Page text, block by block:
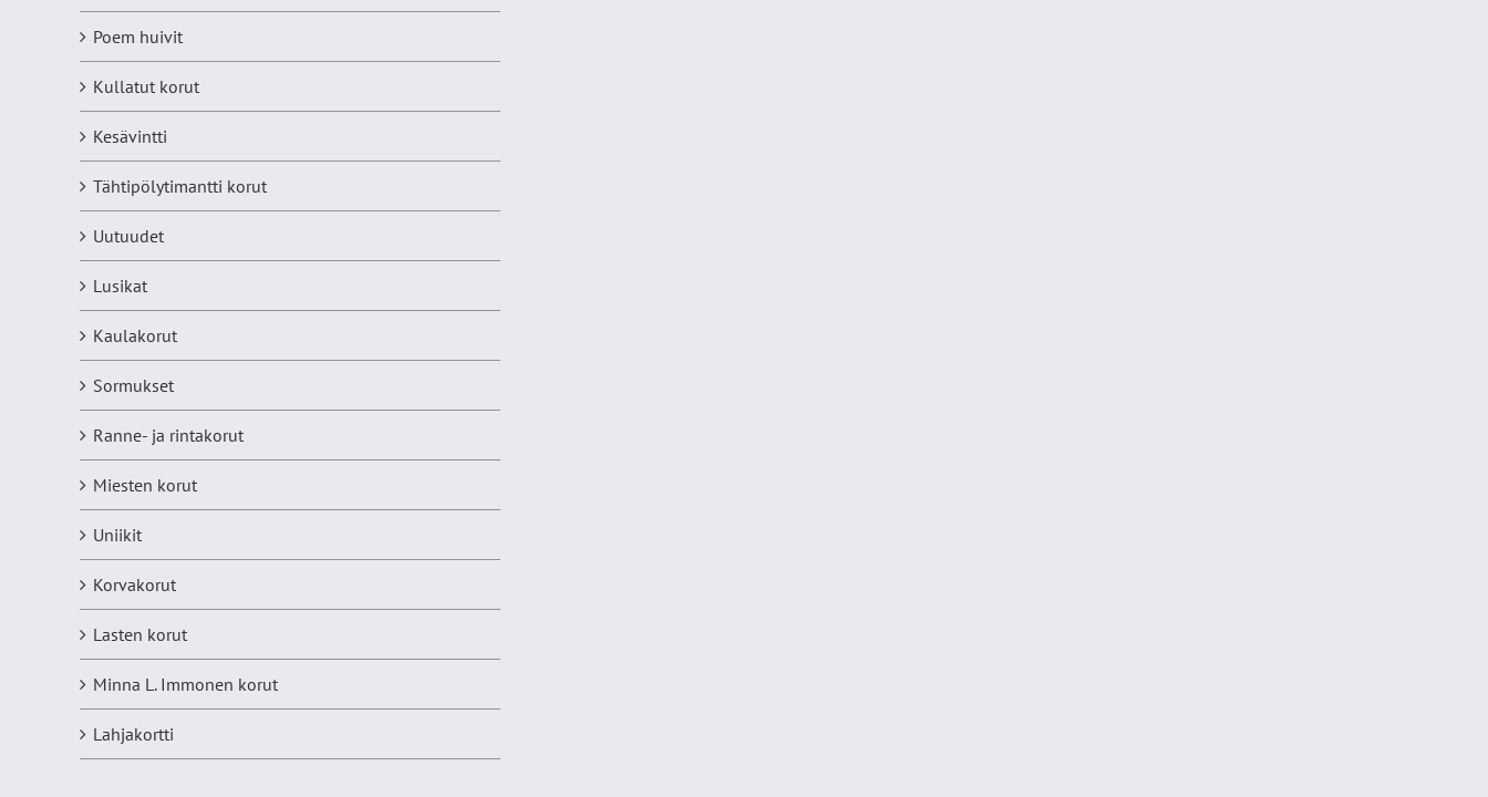
Poem huivit
Kullatut korut
Kesävintti
Tähtipölytimantti korut
Uutuudet
Lusikat
Kaulakorut
Sormukset
Ranne- ja rintakorut
Miesten korut
Uniikit
Korvakorut
Lasten korut
Minna L. Immonen korut
Lahjakortti